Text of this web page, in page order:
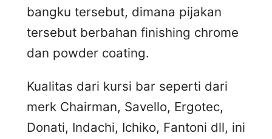
bangku tersebut, dimana pijakan
tersebut berbahan finishing chrome
dan powder coating.
Kualitas dari kursi bar seperti dari
merk Chairman, Savello, Ergotec,
Donati, Indachi, Ichiko, Fantoni dll, ini